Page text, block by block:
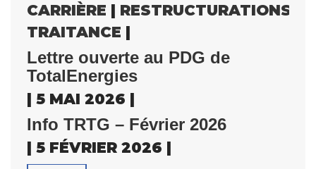
CARRIÈRE | RESTRUCTURATIONS
TRAITANCE |
Lettre ouverte au PDG de
TotalEnergies
| 5 MAI 2026 |
Info TRTG – Février 2026
| 5 FÉVRIER 2026 |